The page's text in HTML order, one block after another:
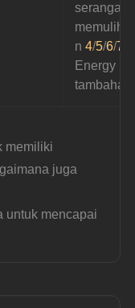
serangan,
n 4/5/6/7
Energy
tambahan.
memiliki
juga
untuk mencapai